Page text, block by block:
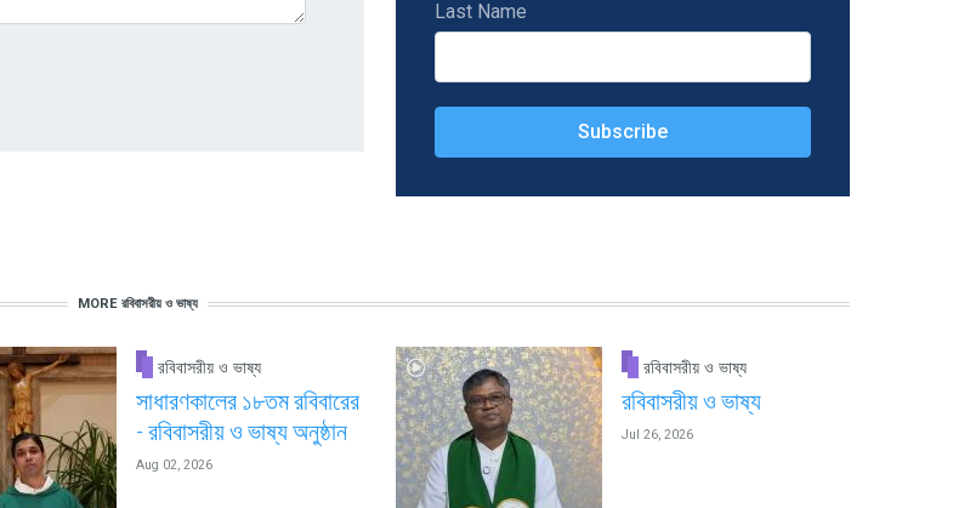
Last Name
MORE রবিবাসরীয় ও ভাষ্য
রবিবাসরীয় ও ভাষ্য
সাধারণকালের ১৮তম রবিবারের
- রবিবাসরীয় ও ভাষ্য অনুষ্ঠান
Aug 02, 2026
রবিবাসরীয় ও ভাষ্য
রবিবাসরীয় ও ভাষ্য
Jul 26, 2026